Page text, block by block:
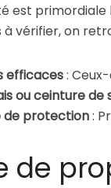
est primordiale
vérifier, on
efficaces:
ou ceinture de
de protection:
de